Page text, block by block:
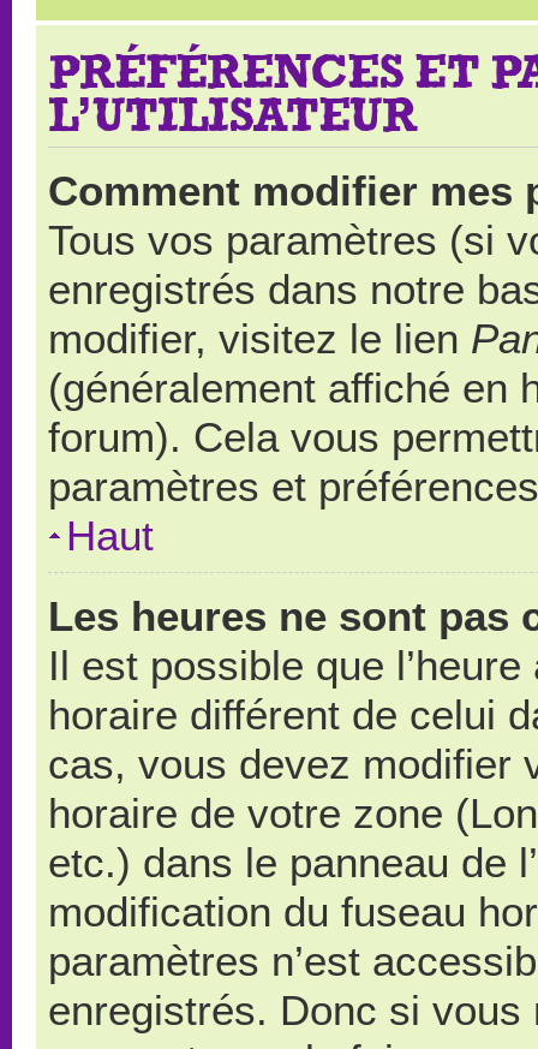
PRÉFÉRENCES ET
L’UTILISATEUR
Comment modifier mes
Tous vos paramètres (si
enregistrés dans notre
modifier, visitez le lien
(généralement affiché en
forum). Cela vous
paramètres et
Haut
Les heures ne sont pas
Il est possible que
horaire différent de celui
cas, vous devez modifier
horaire de votre zone
etc.) dans le panneau de
modification du fuseau
paramètres n’est
enregistrés. Donc si vous